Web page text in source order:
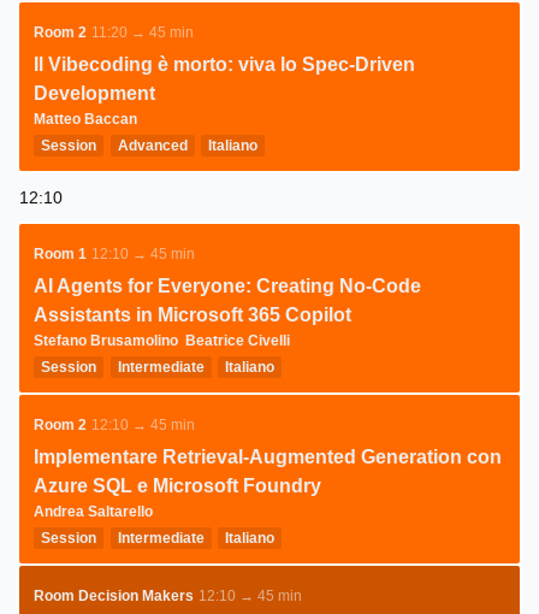
Room 2 11:20 → 45 min
Il Vibecoding è morto: viva lo Spec-Driven
Development
Matteo Baccan
Session
Advanced Italiano
12:10
Room 1 12:10 → 45 min
AI Agents for Everyone: Creating No-Code
Assistants in Microsoft 365 Copilot
Stefano Brusamolino Beatrice Civelli
Session
Intermediate Italiano
Room 2 12:10 → 45 min
Implementare Retrieval-Augmented Generation con
Azure SQL e Microsoft Foundry
Andrea Saltarello
Session
Intermediate Italiano
Room Decision Makers 12:10 → 45 min